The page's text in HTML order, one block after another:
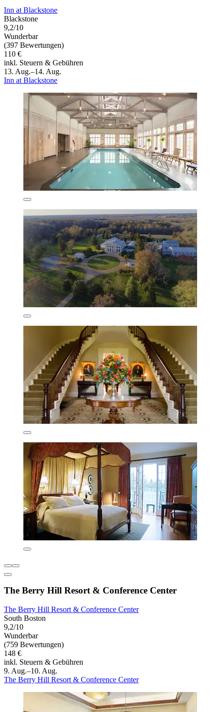
Inn at Blackstone
Blackstone
9,2/10
Wunderbar
(397 Bewertungen)
110 €
inkl. Steuern & Gebühren
13. Aug.–14. Aug.
Inn at Blackstone
The Berry Hill Resort & Conference Center
The Berry Hill Resort & Conference Center
South Boston
9,2/10
Wunderbar
(759 Bewertungen)
148 €
inkl. Steuern & Gebühren
9. Aug.–10. Aug.
The Berry Hill Resort & Conference Center